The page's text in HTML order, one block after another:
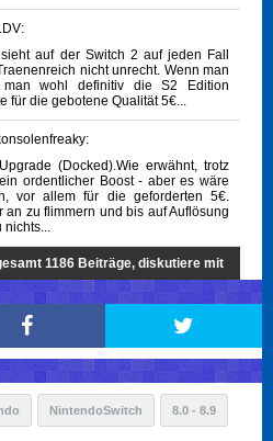
auf der Switch 2 auf jeden Fall
nicht unrecht. Wenn man
wohl definitiv die S2 Edition
für die gebotene Qualität 5€...
(Docked).Wie erwähnt, trotz
ordentlicher Boost - aber es wäre
vor allem für die geforderten 5€.
zu flimmern und bis auf Auflösung
nichts...
1186 Beiträge, diskutiere mit
NintendoSwitch 8.0 - 8.9